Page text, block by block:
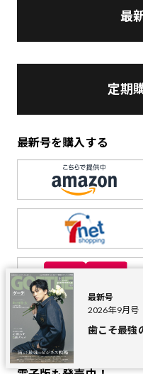
最
定期
最新号を購入する
最新号
2026年9月号
歯こそ最強